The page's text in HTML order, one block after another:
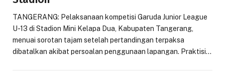
TANGERANG: Pelaksanaan kompetisi Garuda Junior League
U-13 di Stadion Mini Kelapa Dua, Kabupaten Tangerang,
menuai sorotan tajam setelah pertandingan terpaksa
dibatalkan akibat persoalan penggunaan lapangan. Praktisi…